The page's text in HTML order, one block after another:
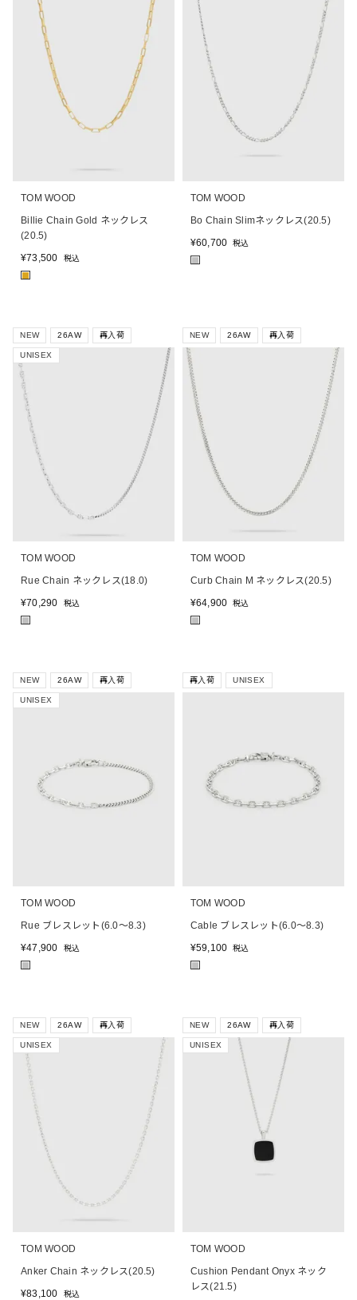
TOM WOOD
Billie Chain Gold ネックレス
(20.5)
¥73,500 税込
■
TOM WOOD
Bo Chain Slimネックレス(20.5)
¥60,700 税込
■
NEW 26AW 再入荷
UNISEX
TOM WOOD
Rue Chain ネックレス(18.0)
¥70,290 税込
■
NEW 26AW 再入荷
TOM WOOD
Curb Chain M ネックレス(20.5)
¥64,900 税込
■
NEW 26AW 再入荷
UNISEX
TOM WOOD
Rue ブレスレット(6.0～8.3)
¥47,900 税込
再入荷 UNISEX
TOM WOOD
Cable ブレスレット(6.0～8.3)
¥59,100 税込
NEW 26AW 再入荷
UNISEX
TOM WOOD
Anker Chain ネックレス(20.5)
¥83,100 税込
NEW 26AW 再入荷
UNISEX
TOM WOOD
Cushion Pendant Onyx ネック
レス(21.5)